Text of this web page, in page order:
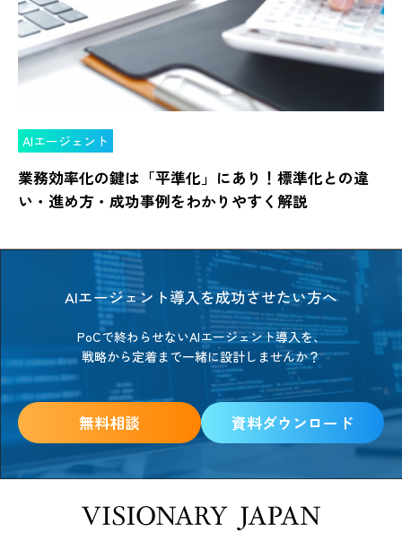
AIエージェント
業務効率化の鍵は「平準化」にあり！標準化との違
い・進め方・成功事例をわかりやすく解説
AIエージェント導入を成功させたい方へ
PoCで終わらせないAIエージェント導入を、
戦略から定着まで一緒に設計しませんか？
無料相談 資料ダウンロード